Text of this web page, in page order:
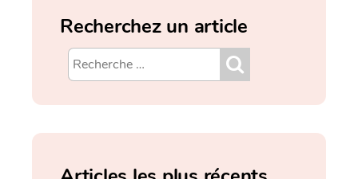
Recherchez un article